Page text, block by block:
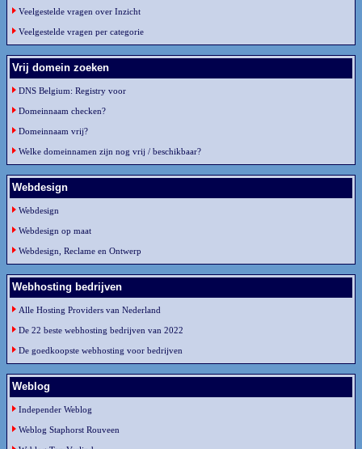
Veelgestelde vragen over Inzicht
Veelgestelde vragen per categorie
Vrij domein zoeken
DNS Belgium: Registry voor
Domeinnaam checken?
Domeinnaam vrij?
Welke domeinnamen zijn nog vrij / beschikbaar?
Webdesign
Webdesign
Webdesign op maat
Webdesign, Reclame en Ontwerp
Webhosting bedrijven
Alle Hosting Providers van Nederland
De 22 beste webhosting bedrijven van 2022
De goedkoopste webhosting voor bedrijven
Weblog
Independer Weblog
Weblog Staphorst Rouveen